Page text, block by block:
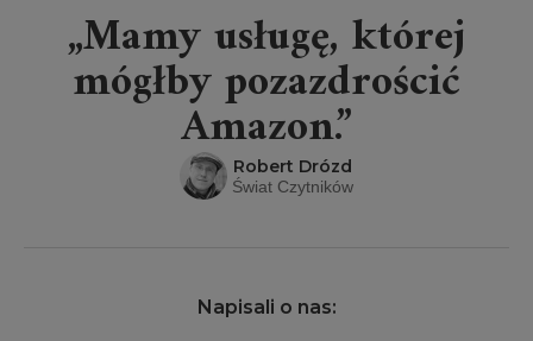
„Mamy usługę, której
mógłby pozazdrościć
Amazon.”
Robert Drózd
Świat Czytników
Napisali o nas: